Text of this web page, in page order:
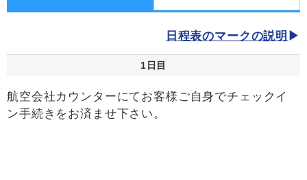
日程表のマークの説明
1日目
航空会社カウンターにてお客様ご自身でチェックイ
ン手続きをお済ませ下さい。